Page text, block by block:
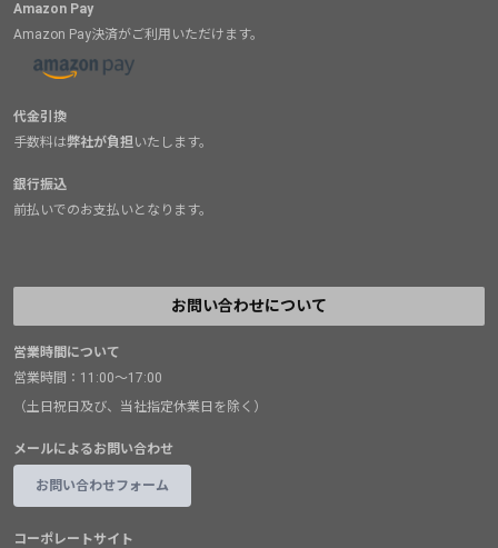
Amazon Pay
Amazon Pay決済がご利用いただけます。
代金引換
手数料は弊社が負担いたします。
銀行振込
前払いでのお支払いとなります。
お問い合わせについて
営業時間について
営業時間：11:00～17:00
（土日祝日及び、当社指定休業日を除く）
メールによるお問い合わせ
お問い合わせフォーム
コーポレートサイト